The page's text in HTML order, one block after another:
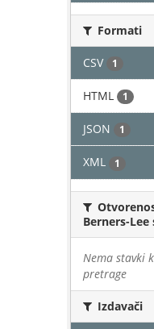
Formati
CSV 1
HTML 1
JSON 1
XML 1
Berners-Lee
Nema stavki
pretrage
Izdavači